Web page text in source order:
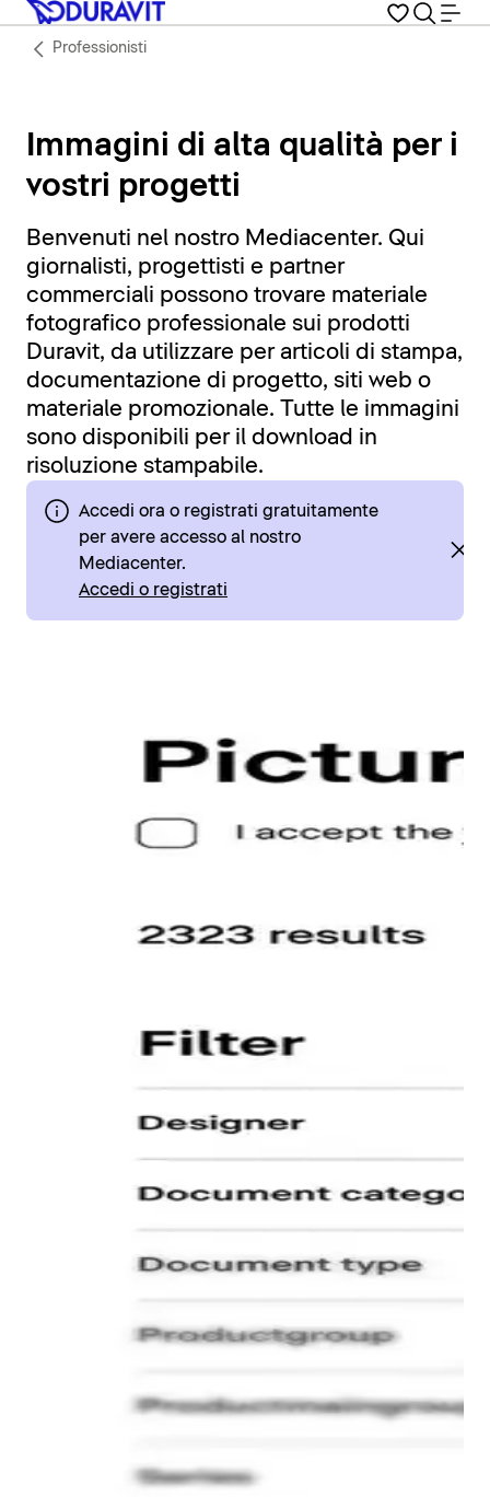
Professionisti
Immagini di alta qualità per i
vostri progetti
Benvenuti nel nostro Mediacenter. Qui
giornalisti, progettisti e partner
commerciali possono trovare materiale
fotografico professionale sui prodotti
Duravit, da utilizzare per articoli di stampa,
documentazione di progetto, siti web o
materiale promozionale. Tutte le immagini
sono disponibili per il download in
risoluzione stampabile.
Accedi ora o registrati gratuitamente
per avere accesso al nostro
Mediacenter.
Accedi o registrati